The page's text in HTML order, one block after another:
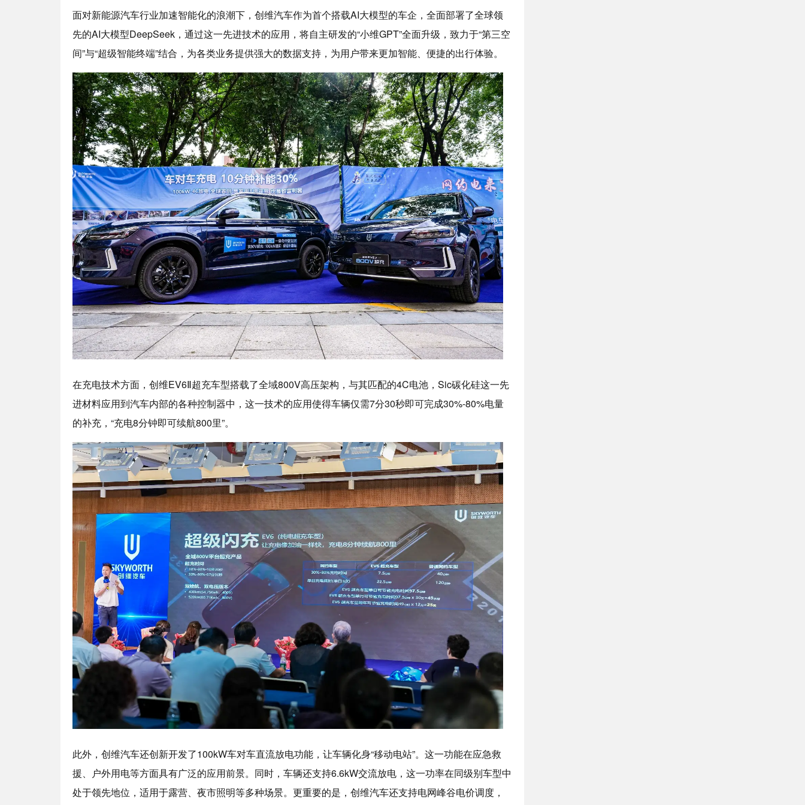
面对新能源汽车行业加速智能化的浪潮下，创维汽车作为首个搭载AI大模型的车企，全面部署了全球领
先的AI大模型DeepSeek，通过这一先进技术的应用，将自主研发的“小维GPT”全面升级，致力于“第三空
间”与“超级智能终端”结合，为各类业务提供强大的数据支持，为用户带来更加智能、便捷的出行体验。
在充电技术方面，创维EV6Ⅱ超充车型搭载了全域800V高压架构，与其匹配的4C电池，Sic碳化硅这一先
进材料应用到汽车内部的各种控制器中，这一技术的应用使得车辆仅需7分30秒即可完成30%-80%电量
的补充，“充电8分钟即可续航800里”。
此外，创维汽车还创新开发了100kW车对车直流放电功能，让车辆化身“移动电站”。这一功能在应急救
援、户外用电等方面具有广泛的应用前景。同时，车辆还支持6.6kW交流放电，这一功率在同级别车型中
处于领先地位，适用于露营、夜市照明等多种场景。更重要的是，创维汽车还支持电网峰谷电价调度，